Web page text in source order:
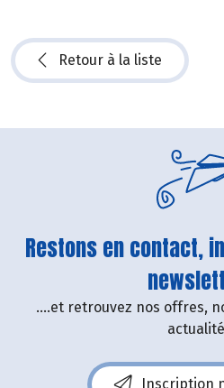
Retour à la liste
Restons en contact,
....et retrouvez nos offres,
Inscription